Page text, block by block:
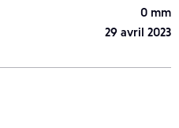
0 mm
29 avril 2023